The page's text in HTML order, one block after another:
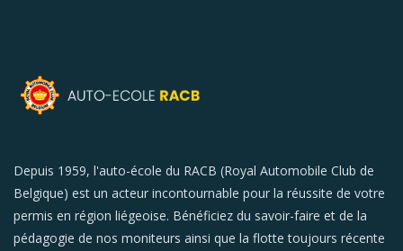
Depuis 1959, l'auto-école du RACB (Royal Automobile Club de
Belgique) est un acteur incontournable pour la réussite de votre
permis en région liégeoise. Bénéficiez du savoir-faire et de la
pédagogie de nos moniteurs ainsi que la flotte toujours récente